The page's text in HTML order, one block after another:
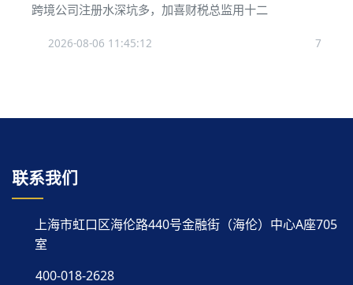
跨境公司注册水深坑多，加喜财税总监用十二
2026-08-06 11:45:12 7
联系我们
上海市虹口区海伦路440号金融街（海伦）中心A座705
室
400-018-2628